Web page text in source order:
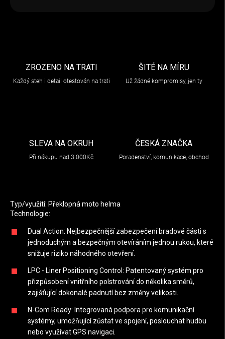
ZROZENO NA TRATI
Každý steh i detail otestován na trati
ŠITÉ NA MÍRU
Už žádné kompromisy, jen ty
SLEVA NA OKRUH
Při nákupu nad 3.000Kč
ČESKÁ ZNAČKA
Poradenství, komunikace, obchod
Typ/využití: Překlopná moto helma
Technologie:
Dual Action: Nejbezpečnější zabezpečení bradové části s
jednoduchým a bezpečným otevíráním jednou rukou, které
snižuje riziko náhodného otevření.
LPC - Liner Positioning Control: Patentovaný systém pro
přizpůsobení vnitřního polstrování do několika směrů,
zajišťující dokonalé padnutí bez změny velikosti.
N-Com Ready: Integrovaná podpora pro komunikační
systémy, umožňující zůstat ve spojení, poslouchat hudbu
nebo využívat GPS navigaci.